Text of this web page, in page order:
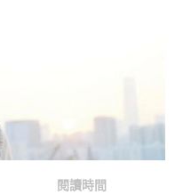
閱讀時間